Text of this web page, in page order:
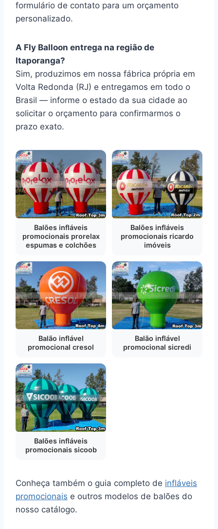
formulário de contato para um orçamento
personalizado.
A Fly Balloon entrega na região de
Itaporanga?
Sim, produzimos em nossa fábrica própria em
Volta Redonda (RJ) e entregamos em todo o
Brasil — informe o estado da sua cidade ao
solicitar o orçamento para confirmarmos o
prazo exato.
Balões infláveis
promocionais prorelax
espumas e colchões
Balões infláveis
promocionais ricardo
imóveis
Balão inflável
promocional cresol
Balão inflável
promocional sicredi
Balões infláveis
promocionais sicoob
Conheça também o guia completo de infláveis
promocionais e outros modelos de balões do
nosso catálogo.